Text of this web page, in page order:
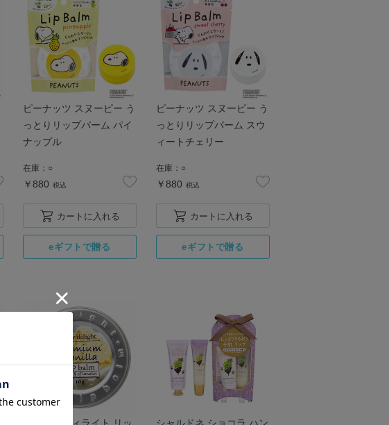
ピーナッツ スヌーピー う
っとりリップバーム パイ
ナップル
在庫： ○
￥880 税込
カートに入れる
ピーナッツ スヌーピー う
っとりリップバーム スウ
ィートチェリー
在庫： ○
￥880 税込
カートに入れる